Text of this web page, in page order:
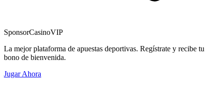
SponsorCasinoVIP
La mejor plataforma de apuestas deportivas. Regístrate y recibe tu
bono de bienvenida.
Jugar Ahora